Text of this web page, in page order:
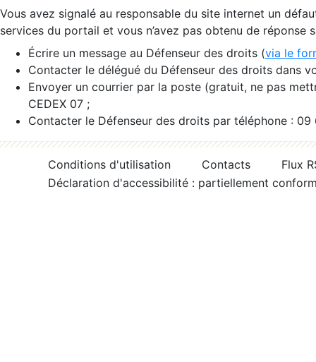
Vous avez signalé au responsable du site internet un
services du portail et vous n’avez pas obtenu de réponse
Écrire un message au Défenseur des droits (via le
Contacter le délégué du Défenseur des droits dans
Envoyer un courrier par la poste (gratuit, ne pas
CEDEX 07 ;
Contacter le Défenseur des droits par téléphone :
Conditions d'utilisation Contacts
Flux
Déclaration d'accessibilité : partiellement